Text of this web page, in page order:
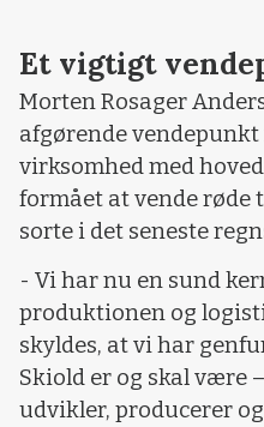
Et vigtigt
Morten Rosager
afgørende
virksomhed med
formået at vende røde
sorte i det seneste
- Vi har nu en sund
produktionen og
skyldes, at vi har
Skiold er og skal være
udvikler, producerer